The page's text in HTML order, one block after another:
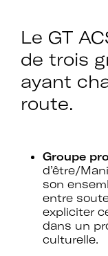
Le GT
de trois
ayant
route.
Groupe
d’être/
son
entre
expliciter
dans un
culturelle.